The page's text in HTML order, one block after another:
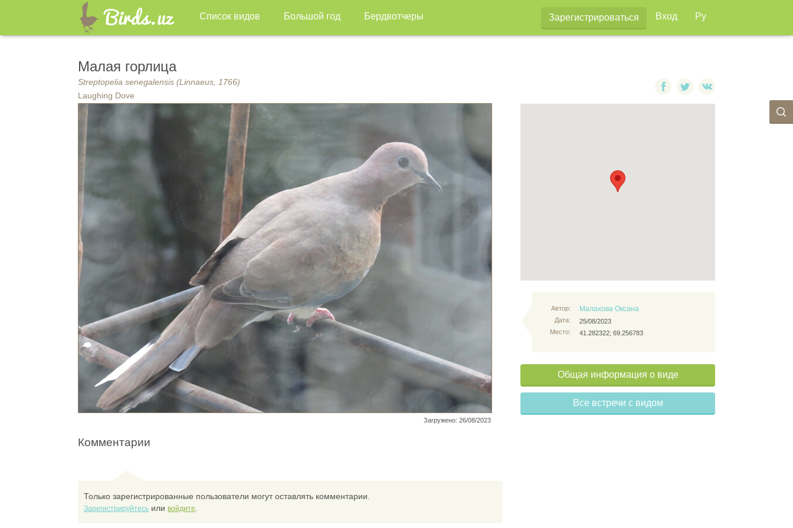
Список видов Большой год Бердвотчеры Зарегистрироваться Вход Ру
Малая горлица
Streptopelia senegalensis (Linnaeus, 1766)
Laughing Dove
Загружено: 26/08/2023
Автор:
Дата:
Место:
Малахова Оксана
25/08/2023
41.282322; 69.256783
Общая информация о виде
Все встречи с видом
Комментарии
Только зарегистрированные пользователи могут оставлять комментарии.
Зарегистрируйтесь или войдите